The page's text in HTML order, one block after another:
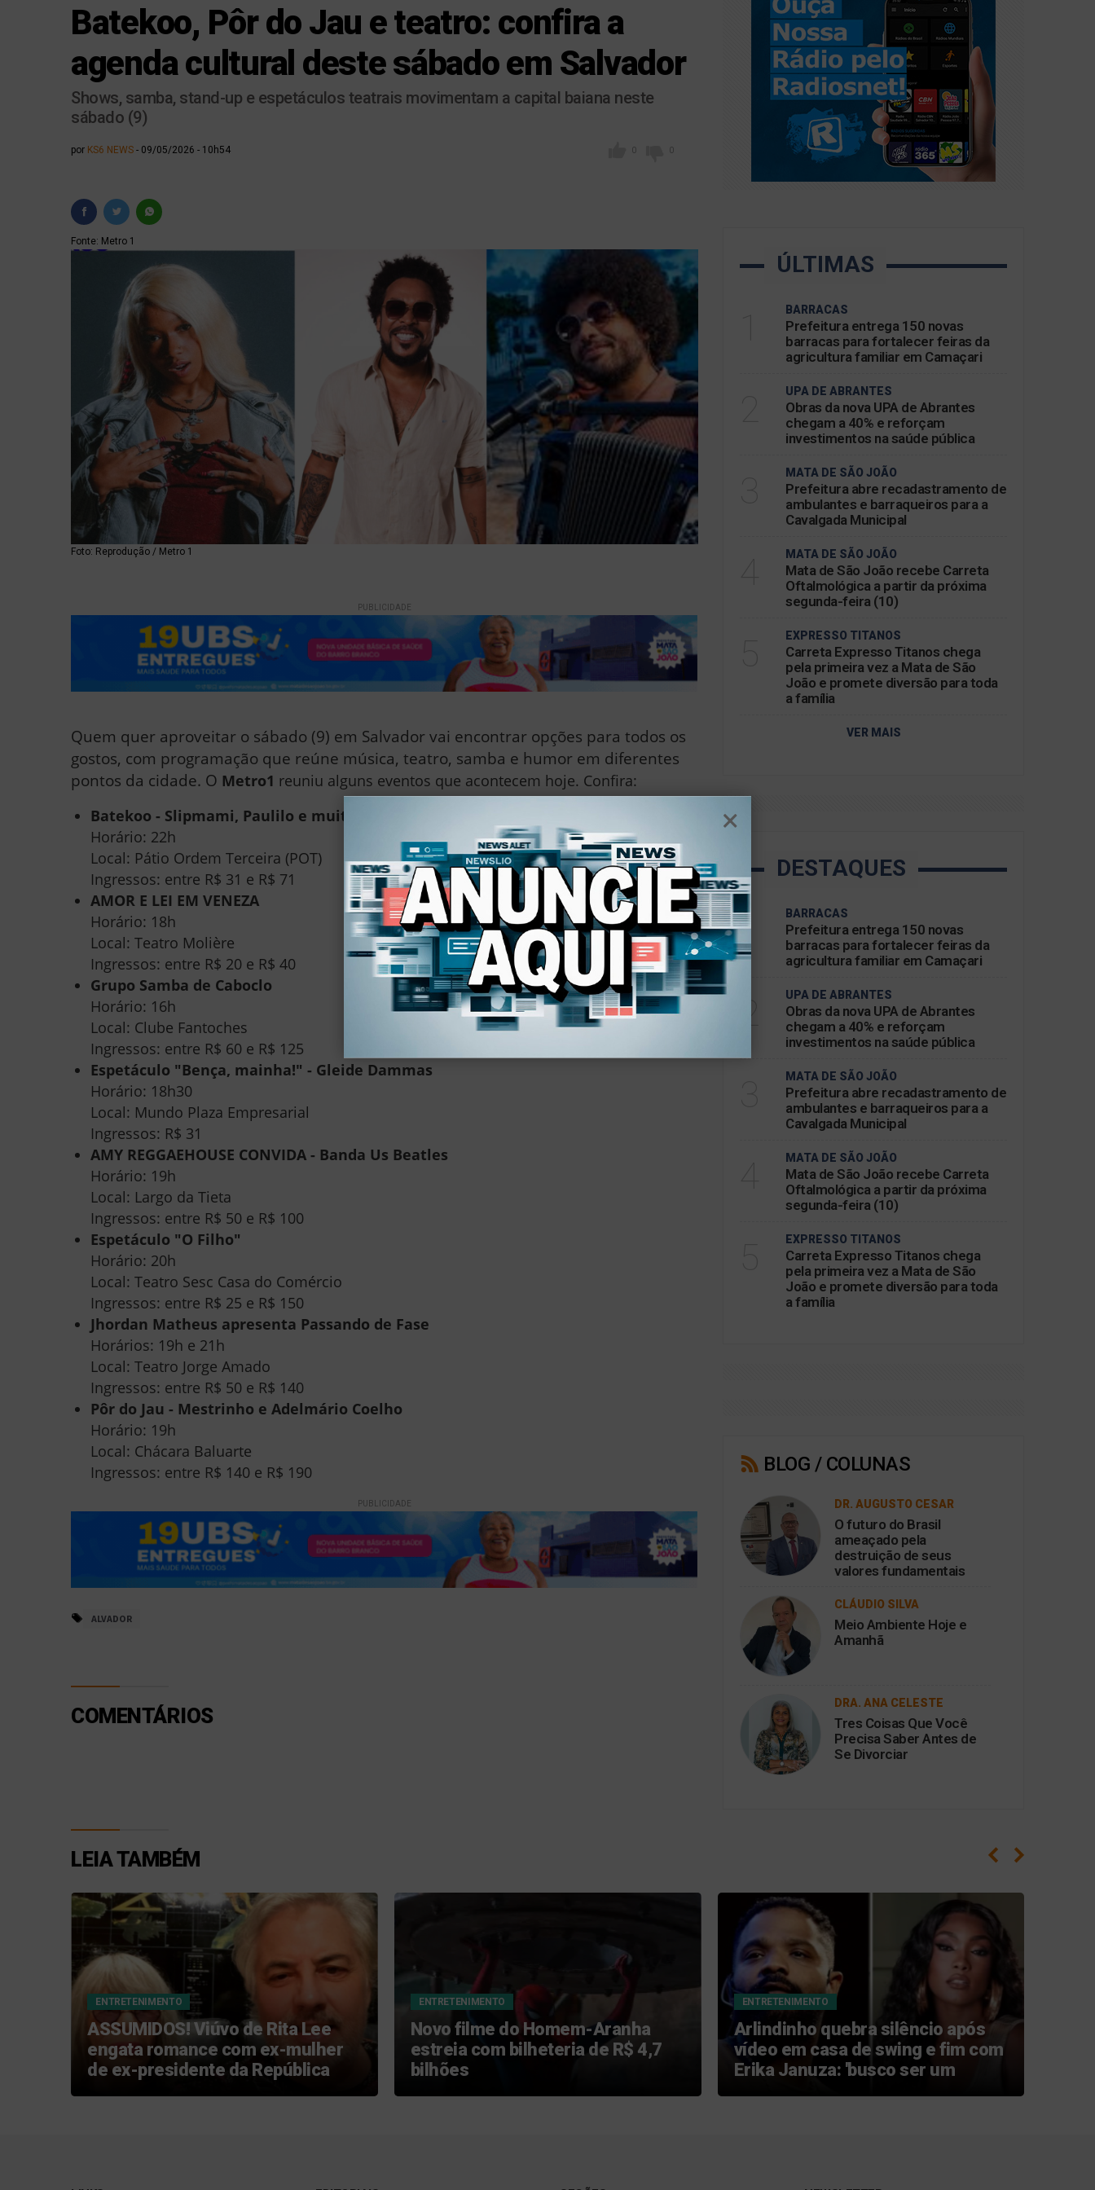
Batekoo, Pôr do Jau e teatro: confira a
agenda cultural deste sábado em Salvador
Shows, samba, stand-up e espetáculos teatrais movimentam a capital baiana neste
sábado (9)
por KS6 NEWS 09/05/2026 - 10h54 0 0
Fonte: Metro 1
Foto: Reprodução / Metro 1
PUBLICIDADE
Quem quer aproveitar o sábado (9) em Salvador vai encontrar opções para todos os
gostos, com programação que reúne música, teatro, samba e humor em diferentes
pontos da cidade. O Metro1 reuniu alguns eventos que acontecem hoje. Confira:
Batekoo - Slipmami, Paulilo e muito mais
Horário: 22h
Local: Pátio Ordem Terceira (POT)
Ingressos: entre R$ 31 e R$ 71
AMOR E LEI EM VENEZA
Horário: 18h
Local: Teatro Molière
Ingressos: entre R$ 20 e R$ 40
Grupo Samba de Caboclo
Horário: 16h
Local: Clube Fantoches
Ingressos: entre R$ 60 e R$ 125
Espetáculo "Bença, mainha!" - Gleide Dammas
Horário: 18h30
Local: Mundo Plaza Empresarial
Ingressos: R$ 31
AMY REGGAEHOUSE CONVIDA - Banda Us Beatles
Horário: 19h
Local: Largo da Tieta
Ingressos: entre R$ 50 e R$ 100
Espetáculo "O Filho"
Horário: 20h
Local: Teatro Sesc Casa do Comércio
Ingressos: entre R$ 25 e R$ 150
Jhordan Matheus apresenta Passando de Fase
Horários: 19h e 21h
Local: Teatro Jorge Amado
Ingressos: entre R$ 50 e R$ 140
Pôr do Jau - Mestrinho e Adelmário Coelho
Horário: 19h
Local: Chácara Baluarte
Ingressos: entre R$ 140 e R$ 190
PUBLICIDADE
ALVADOR
COMENTÁRIOS
ÚLTIMAS
BARRACAS
Prefeitura entrega 150 novas
barracas para fortalecer feiras da
agricultura familiar em Camaçari
UPA DE ABRANTES
Obras da nova UPA de Abrantes
chegam a 40% e reforçam
investimentos na saúde pública
MATA DE SÃO JOÃO
Prefeitura abre recadastramento de
ambulantes e barraqueiros para a
Cavalgada Municipal
MATA DE SÃO JOÃO
Mata de São João recebe Carreta
Oftalmológica a partir da próxima
segunda-feira (10)
EXPRESSO TITANOS
Carreta Expresso Titanos chega
pela primeira vez a Mata de São
João e promete diversão para toda
a família
VER MAIS
DESTAQUES
1 BARRACAS
Prefeitura entrega 150 novas
barracas para fortalecer feiras da
agricultura familiar em Camaçari
UPA DE ABRANTES
Obras da nova UPA de Abrantes
chegam a 40% e reforçam
investimentos na saúde pública
MATA DE SÃO JOÃO
Prefeitura abre recadastramento de
ambulantes e barraqueiros para a
Cavalgada Municipal
MATA DE SÃO JOÃO
Mata de São João recebe Carreta
Oftalmológica a partir da próxima
segunda-feira (10)
EXPRESSO TITANOS
Carreta Expresso Titanos chega
pela primeira vez a Mata de São
João e promete diversão para toda
a família
BLOG / COLUNAS
DR. AUGUSTO CESAR
O futuro do Brasil
ameaçado pela
destruição de seus
valores fundamentais
CLÁUDIO SILVA
Meio Ambiente Hoje e
Amanhã
DRA. ANA CELESTE
Tres Coisas Que Você
Precisa Saber Antes de
Se Divorciar
LEIA TAMBÉM
ENTRETENIMENTO
ASSUMIDOS! Viúvo de Rita Lee
engata romance com ex-mulher
de ex-presidente da República
ENTRETENIMENTO
Novo filme do Homem-Aranha
estreia com bilheteria de R$ 4,7
bilhões
ENTRETENIMENTO
Arlindinho quebra silêncio após
vídeo em casa de swing e fim com
Erika Januza: 'busco ser um